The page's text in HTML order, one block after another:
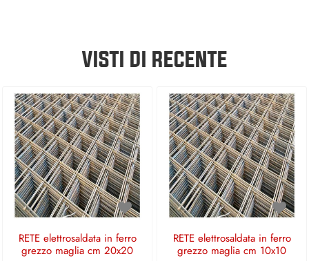
VISTI DI RECENTE
RETE elettrosaldata in ferro
grezzo maglia cm 20x20
RETE elettrosaldata in ferro
grezzo maglia cm 10x10